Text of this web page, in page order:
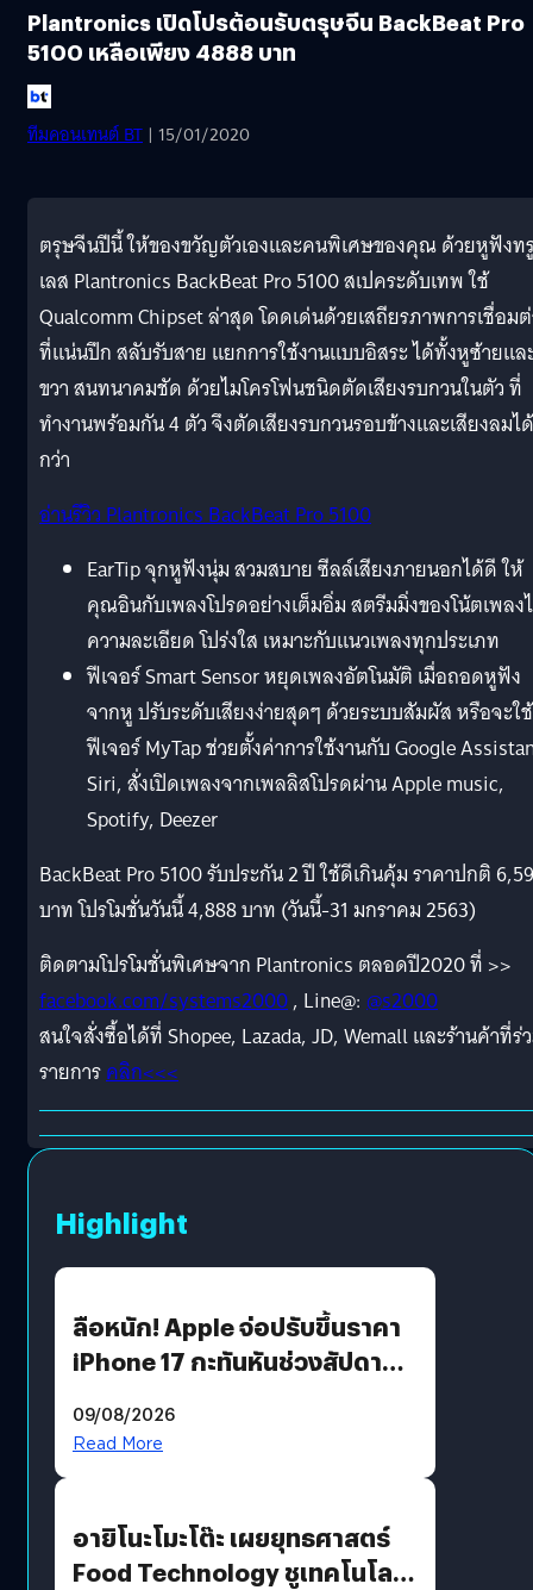
Plantronics เปิดโปรต้อนรับตรุษจีน BackBeat Pro
5100 เหลือเพียง 4888 บาท
ทีมคอนเทนต์ BT | 15/01/2020
ตรุษจีนปีนี้ ให้ของขวัญตัวเองและคนพิเศษของคุณ ด้วยหูฟังท
เลส Plantronics BackBeat Pro 5100 สเปคระดับเทพ ใช้
Qualcomm Chipset ล่าสุด โดดเด่นด้วยเสถียรภาพการเชื่อม
ที่แน่นปึก สลับรับสาย แยกการใช้งานแบบอิสระ ได้ทั้งหูซ้ายแ
ขวา สนทนาคมชัด ด้วยไมโครโฟนชนิดตัดเสียงรบกวนในตัว ที่
ทำงานพร้อมกัน 4 ตัว จึงตัดเสียงรบกวนรอบข้างและเสียงลมไ
กว่า
อ่านรีวิว Plantronics BackBeat Pro 5100
EarTip จุกหูฟังนุ่ม สวมสบาย ซีลล์เสียงภายนอกได้ดี ให้
คุณอินกับเพลงโปรดอย่างเต็มอิ่ม สตรีมมิ่งของโน้ตเพลง
ความละเอียด โปร่งใส เหมาะกับแนวเพลงทุกประเภท
ฟีเจอร์ Smart Sensor หยุดเพลงอัตโนมัติ เมื่อถอดหูฟัง
จากหู ปรับระดับเสียงง่ายสุดๆ ด้วยระบบสัมผัส หรือจะใช้
ฟีเจอร์ MyTap ช่วยตั้งค่าการใช้งานกับ Google
Siri, สั่งเปิดเพลงจากเพลลิสโปรดผ่าน Apple music,
Spotify, Deezer
BackBeat Pro 5100 รับประกัน 2 ปี ใช้ดีเกินคุ้ม ราคาปกติ
บาท โปรโมชั่นวันนี้ 4,888 บาท (วันนี้-31 มกราคม 2563)
ติดตามโปรโมชั่นพิเศษจาก Plantronics ตลอดปี2020 ที่ >>
facebook.com/systems2000, Line@: @s2000
สนใจสั่งซื้อได้ที่ Shopee, Lazada, JD, Wemall และร้านค้าที่ร่
รายการคลิก<<<
Highlight
ลือหนัก! Apple จ่อปรับขึ้นราคา
iPhone 17 กะทันหันช่วงสัปดาห์ที่
09/08/2026
Read More
อายิโนะโมะโต๊ะ เผยยุทธศาสตร์
Food Technology ชูเทคโนโลยี